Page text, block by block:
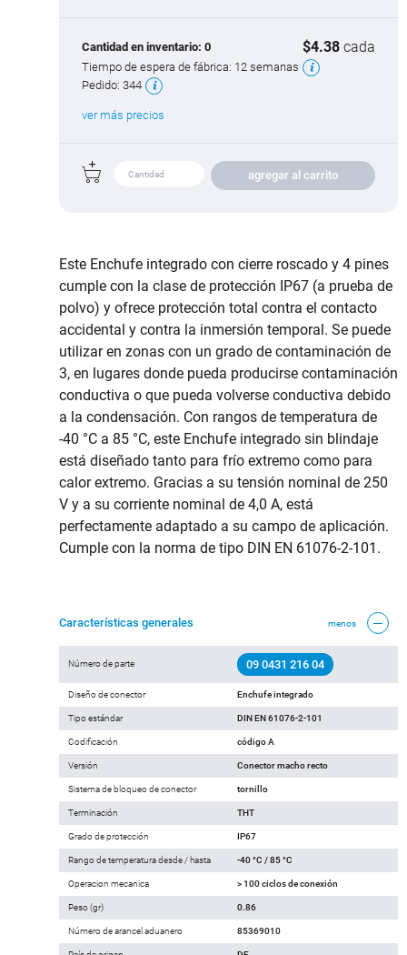
Cantidad en inventario: 0 $4.38 cada
Tiempo de espera de fábrica: 12 semanas
Pedido: 344
ver más precios
agregar al carrito
Este Enchufe integrado con cierre roscado y 4 pines
cumple con la clase de protección IP67 (a prueba de
polvo) y ofrece protección total contra el contacto
accidental y contra la inmersión temporal. Se puede
utilizar en zonas con un grado de contaminación de
3, en lugares donde pueda producirse contaminación
conductiva o que pueda volverse conductiva debido
a la condensación. Con rangos de temperatura de
-40 °C a 85 °C, este Enchufe integrado sin blindaje
está diseñado tanto para frío extremo como para
calor extremo. Gracias a su tensión nominal de 250
V y a su corriente nominal de 4,0 A, está
perfectamente adaptado a su campo de aplicación.
Cumple con la norma de tipo DIN EN 61076-2-101.
Características generales menos
Número de parte 09 0431 216 04
Diseño de conector Enchufe integrado
Tipo estándar DIN EN 61076-2-101
Codificación código A
Versión Conector macho recto
Sistema de bloqueo de conector tornillo
Terminación THT
Grado de protección IP67
Rango de temperatura desde / hasta -40 °C / 85 °C
Operacion mecanica > 100 ciclos de conexión
Peso (gr) 0.86
Número de arancel aduanero 85369010